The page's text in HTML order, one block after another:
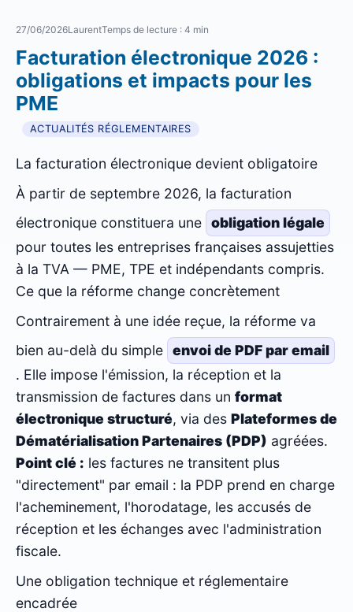
27/06/2026LaurentTemps de lecture : 4 min
Facturation électronique 2026 :
obligations et impacts pour les
PME
ACTUALITÉS RÉGLEMENTAIRES
La facturation électronique devient obligatoire
À partir de septembre 2026, la facturation
électronique constituera une obligation légale
pour toutes les entreprises françaises assujetties
à la TVA — PME, TPE et indépendants compris.
Ce que la réforme change concrètement
Contrairement à une idée reçue, la réforme va
bien au-delà du simple envoi de PDF par email
. Elle impose l'émission, la réception et la
transmission de factures dans un format
électronique structuré, via des Plateformes de
Dématérialisation Partenaires (PDP) agréées.
Point clé : les factures ne transitent plus
"directement" par email : la PDP prend en charge
l'acheminement, l'horodatage, les accusés de
réception et les échanges avec l'administration
fiscale.
Une obligation technique et réglementaire
encadrée